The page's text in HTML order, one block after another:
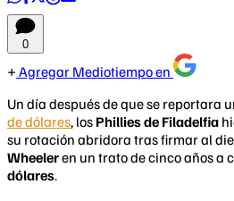
0
Agregar Mediotiempo en
Un día después de que se reportara
de dólares, los Phillies de Filadelfia
su rotación abridora tras firmar al
Wheeleren un trato de cinco años a
dólares.